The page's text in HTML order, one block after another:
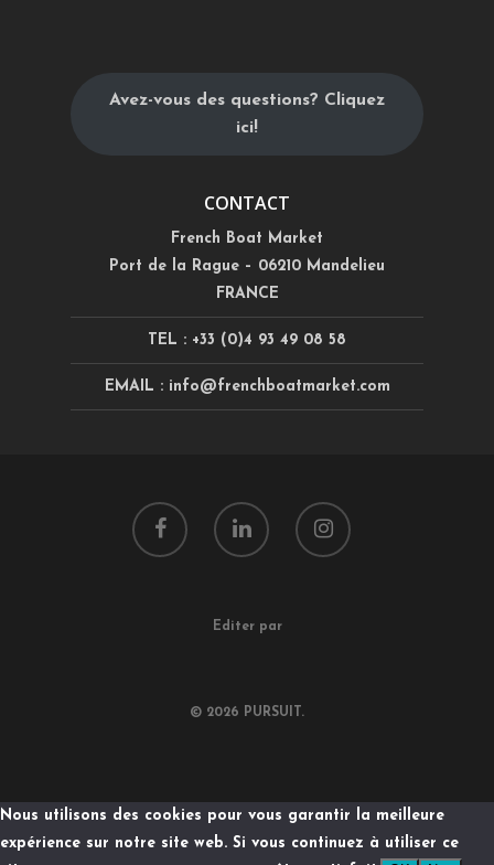
Avez-vous des questions? Cliquez
ici!
CONTACT
French Boat Market
Port de la Rague – 06210 Mandelieu
FRANCE
TEL : +33 (0)4 93 49 08 58
EMAIL : info@frenchboatmarket.com
Editer par
© 2026 PURSUIT.
Nous utilisons des cookies pour vous garantir la meilleure
expérience sur notre site web. Si vous continuez à utiliser ce